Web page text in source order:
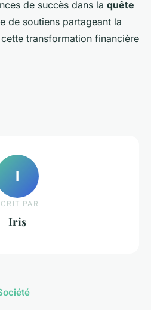
de succès dans la quête
de soutiens partageant la
transformation financière
I
PAR
Iris